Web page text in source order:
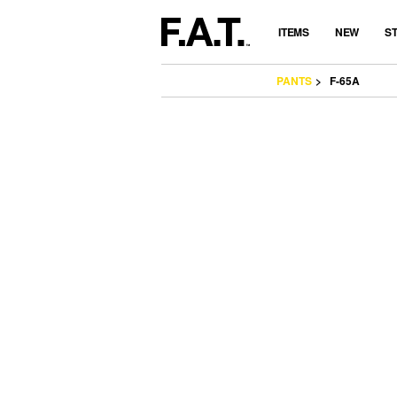
ITEMS NEW
PANTS F-65A